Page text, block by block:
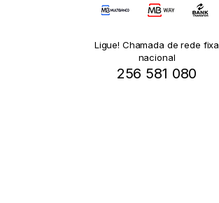
Ligue! Chamada de rede fixa
nacional
256 581 080